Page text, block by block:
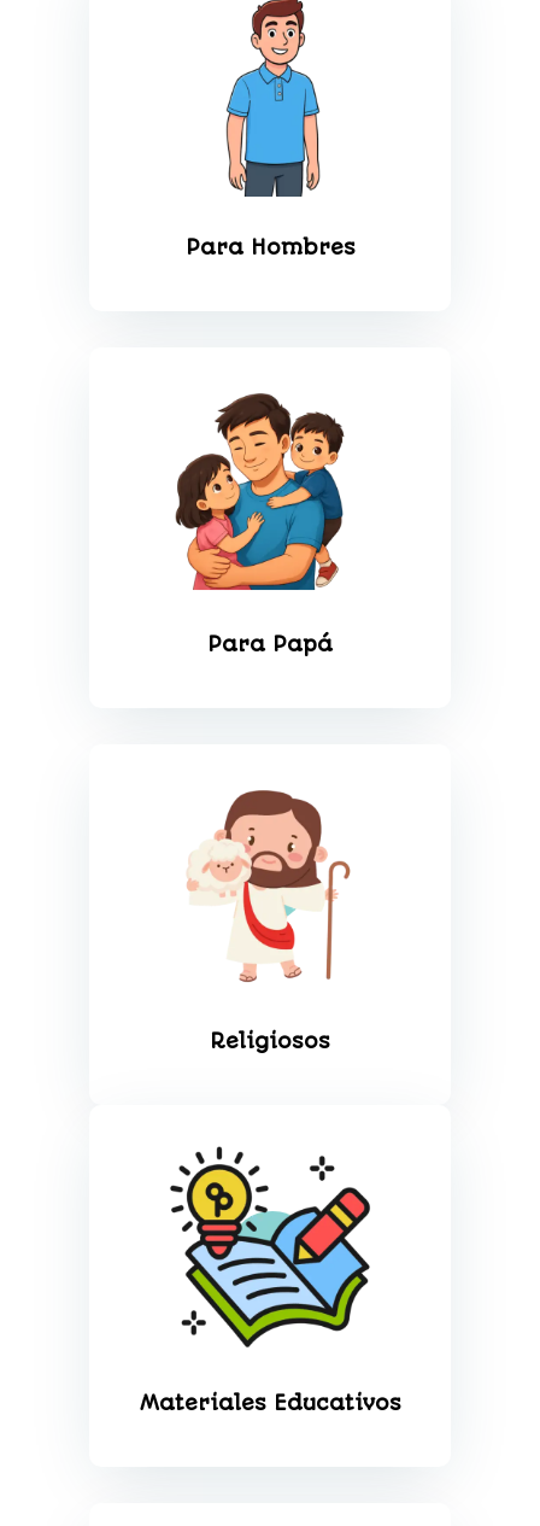
Para Hombres
Para Papá
Religiosos
Materiales Educativos